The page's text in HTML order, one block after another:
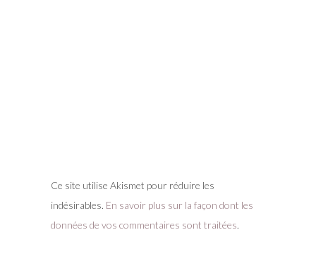
Ce site utilise Akismet pour réduire les
indésirables. En savoir plus sur la façon dont les
données de vos commentaires sont traitées.